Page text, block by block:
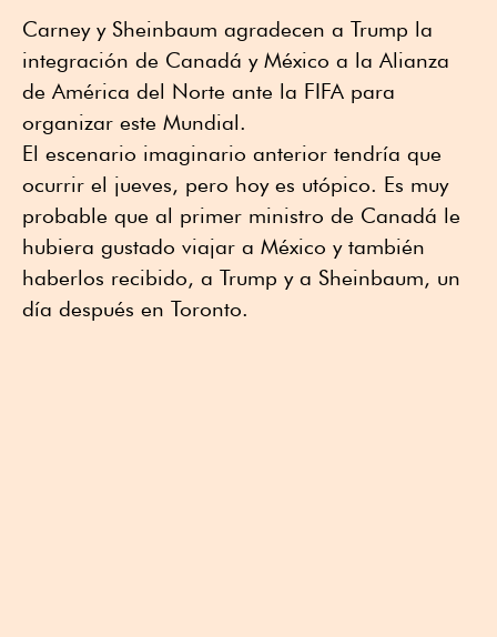
Carney y Sheinbaum agradecen a Trump la
integración de Canadá y México a la Alianza
de América del Norte ante la FIFA para
organizar este Mundial.
El escenario imaginario anterior tendría que
ocurrir el jueves, pero hoy es utópico. Es muy
probable que al primer ministro de Canadá le
hubiera gustado viajar a México y también
haberlos recibido, a Trump y a Sheinbaum, un
día después en Toronto.